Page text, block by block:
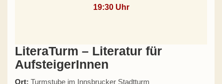
19:30 Uhr
LiteraTurm – Literatur für
AufsteigerInnen
Ort: Turmstube im Innsbrucker Stadtturm